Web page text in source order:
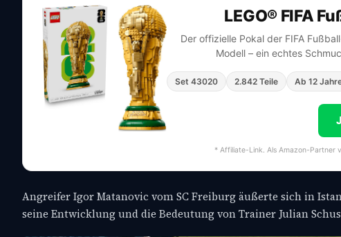
LEGO® FIFA
Der offizielle Pokal der FIFA
Modell – ein echtes
Set 43020 2.842 Teile Ab 12
* Affiliate-Link. Als Amazon-Partner
Angreifer Igor Matanovic vom SC Freiburg äußerte sich in
seine Entwicklung und die Bedeutung von Trainer Julian